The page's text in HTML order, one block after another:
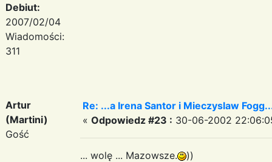
Debiut:
2007/02/04
Wiadomości:
311
Artur
(Martini)
Gość
Re: ...a Irena Santor i Mieczyslaw
« Odpowiedz #23 : 30-06-2002
... wolę ... Mazowsze. ))